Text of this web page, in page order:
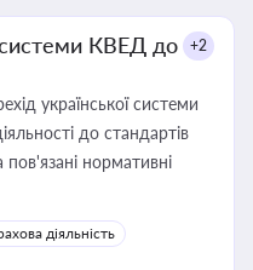
системи КВЕД до
+2
української системи
до стандартів
нормативні
діяльність